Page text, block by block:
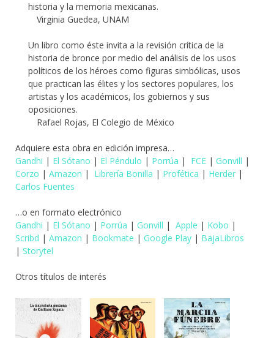
historia y la memoria mexicanas.
Virginia Guedea, UNAM
Un libro como éste invita a la revisión crítica de la
historia de bronce por medio del análisis de los usos
políticos de los héroes como figuras simbólicas, usos
que practican las élites y los sectores populares, los
artistas y los académicos, los gobiernos y sus
oposiciones.
Rafael Rojas, El Colegio de México
Adquiere esta obra en edición impresa…
Gandhi | El Sótano | El Péndulo | Porrúa | FCE | Gonvill |
Corzo | Amazon | Librería Bonilla | Profética | Herder |
Carlos Fuentes
…o en formato electrónico
Gandhi | El Sótano | Porrúa | Gonvill | Apple | Kobo |
Scribd | Amazon | Bookmate | Google Play | BajaLibros
| Storytel
Otros títulos de interés